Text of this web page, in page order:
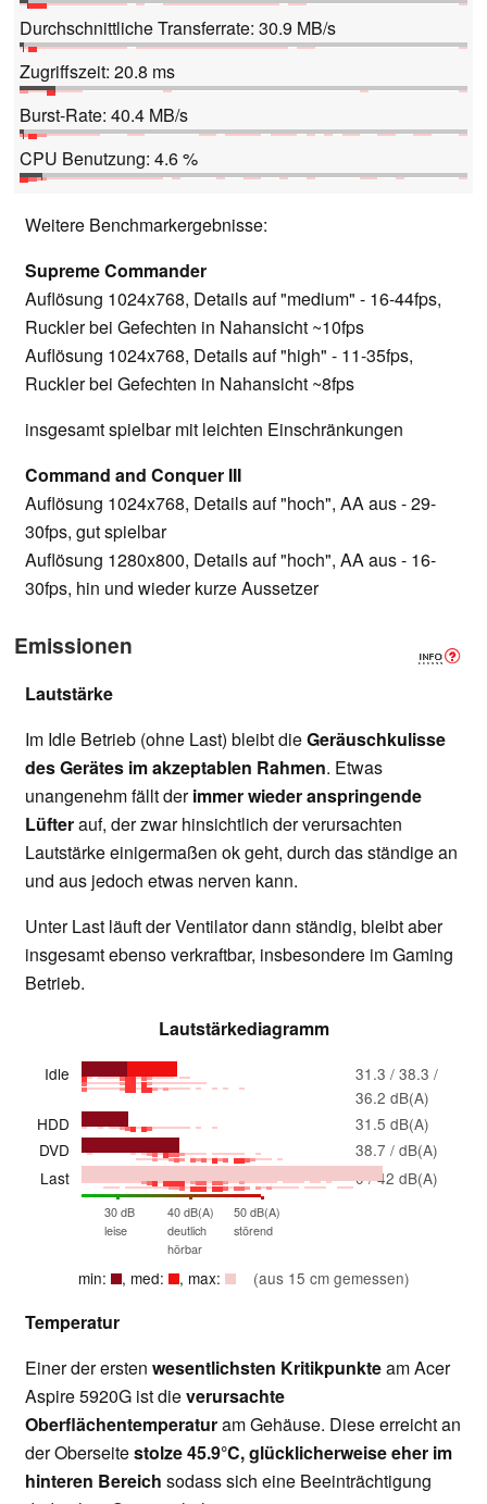
Durchschnittliche Transferrate: 30.9 MB/s
Zugriffszeit: 20.8 ms
Burst-Rate: 40.4 MB/s
CPU Benutzung: 4.6 %
Weitere Benchmarkergebnisse:
Supreme Commander
Auflösung 1024x768, Details auf "medium" - 16-44fps,
Ruckler bei Gefechten in Nahansicht ~10fps
Auflösung 1024x768, Details auf "high" - 11-35fps,
Ruckler bei Gefechten in Nahansicht ~8fps
insgesamt spielbar mit leichten Einschränkungen
Command and Conquer III
Auflösung 1024x768, Details auf "hoch", AA aus - 29-
30fps, gut spielbar
Auflösung 1280x800, Details auf "hoch", AA aus - 16-
30fps, hin und wieder kurze Aussetzer
Emissionen
Lautstärke
Im Idle Betrieb (ohne Last) bleibt dieGeräuschkulisse
des Gerätes im akzeptablen Rahmen. Etwas
unangenehm fällt derimmer wieder anspringende
Lüfterauf, der zwar hinsichtlich der verursachten
Lautstärke einigermaßen ok geht, durch das ständige an
und aus jedoch etwas nerven kann.
Unter Last läuft der Ventilator dann ständig, bleibt aber
insgesamt ebenso verkraftbar, insbesondere im Gaming
Betrieb.
Lautstärkediagramm
Idle
31.3 / 38.3 /
36.2 dB(A)
HDD
31.5 dB(A)
DVD
38.7 / dB(A)
Last
0 / 42 dB(A)
30 dB
leise
40 dB(A)
deutlich
hörbar
50 dB(A)
störend
min: , med: , max: (aus 15 cm gemessen)
Temperatur
Einer der ersten wesentlichsten Kritikpunkteam Acer
Aspire 5920G ist dieverursachte
Oberflächentemperaturam Gehäuse. Diese erreicht an
der Oberseitestolze 45.9°C, glücklicherweise eher im
hinteren Bereich sodass sich eine Beeinträchtigung